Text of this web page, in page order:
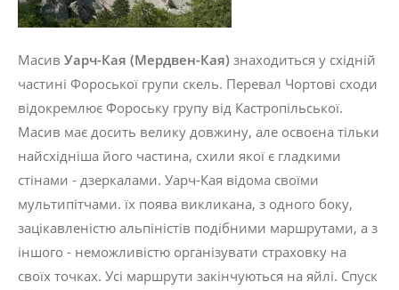
Масив Уарч-Кая (Мердвен-Кая) знаходиться у східній
частині Фороської групи скель. Перевал Чор­тові сходи
відокремлює Фороську групу від Кастропільської.
Масив має досить велику довжину, але освоєна тільки
найсхідніша його частина, схили якої є гладкими
стінами - дзеркалами. Уарч-Кая відома своїми
мультипітчами. їх поява викликана, з одного боку,
зацікавленістю альпіністів подіб­ними маршрутами, а з
іншого - неможливістю організувати страховку на
своїх точках. Усі марш­рути закінчуються на яйлі. Спуск